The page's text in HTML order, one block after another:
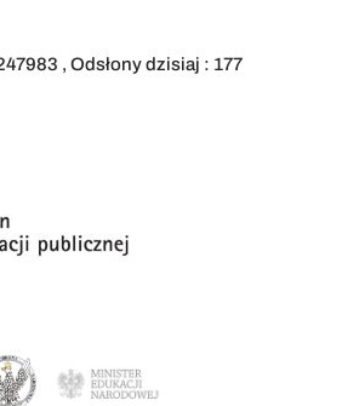
, Odsłony dzisiaj : 177